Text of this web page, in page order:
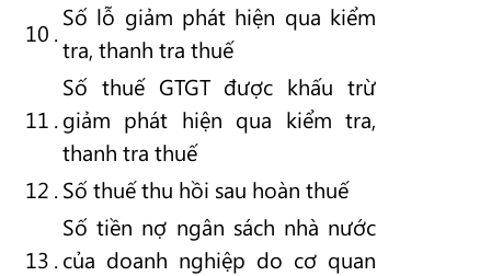
10 .
Số lỗ giảm phát hiện qua kiểm
tra, thanh tra thuế
11 .
Số thuế GTGT được khấu trừ
giảm phát hiện qua kiểm tra,
thanh tra thuế
12 . Số thuế thu hồi sau hoàn thuế
13 .
Số tiền nợ ngân sách nhà nước
của doanh nghiệp do cơ quan